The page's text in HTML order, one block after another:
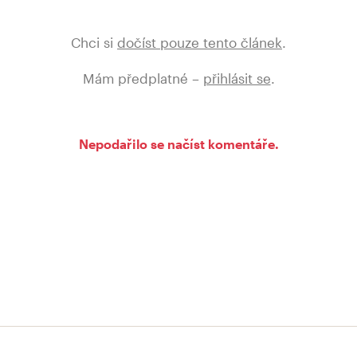
Chci si dočíst pouze tento článek
Mám předplatné – přihlásit se
Nepodařilo se načíst komentáře.